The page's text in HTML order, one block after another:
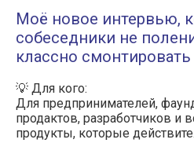
Моё новое интервью,
собеседники не
классно смонтировать
💡 Для кого:
Для предпринимателей,
продактов, разработчиков и
продукты, которые